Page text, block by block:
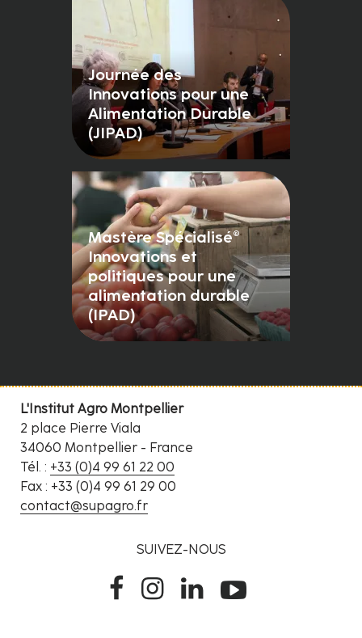
Journée des
Innovations pour une
Alimentation Durable
(JIPAD)
Mastère Spécialisé®
Innovations et
politiques pour une
alimentation durable
(IPAD)
L'Institut Agro Montpellier
2 place Pierre Viala
34060 Montpellier - France
Tél. : +33 (0)4 99 61 22 00
Fax : +33 (0)4 99 61 29 00
contact@supagro.fr
SUIVEZ-NOUS